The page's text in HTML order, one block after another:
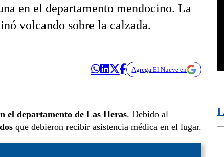
en el departamento mendocino. La
volcando sobre la calzada.
Agrega El Nueve en
el departamento de Las Heras. Debido al
que debieron recibir asistencia médica en el lugar.